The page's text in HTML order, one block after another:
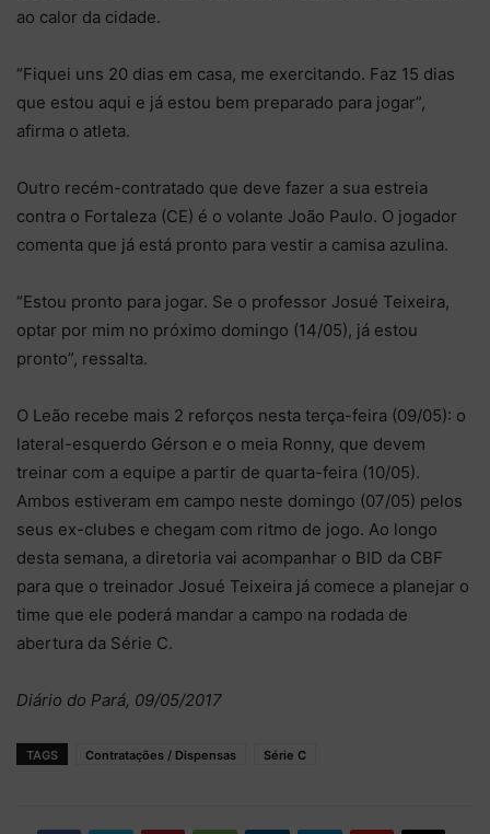
ao calor da cidade.
“Fiquei uns 20 dias em casa, me exercitando. Faz 15 dias
que estou aqui e já estou bem preparado para jogar”,
afirma o atleta.
Outro recém-contratado que deve fazer a sua estreia
contra o Fortaleza (CE) é o volante João Paulo. O jogador
comenta que já está pronto para vestir a camisa azulina.
“Estou pronto para jogar. Se o professor Josué Teixeira,
optar por mim no próximo domingo (14/05), já estou
pronto”, ressalta.
O Leão recebe mais 2 reforços nesta terça-feira (09/05): o
lateral-esquerdo Gérson e o meia Ronny, que devem
treinar com a equipe a partir de quarta-feira (10/05).
Ambos estiveram em campo neste domingo (07/05) pelos
seus ex-clubes e chegam com ritmo de jogo. Ao longo
desta semana, a diretoria vai acompanhar o BID da CBF
para que o treinador Josué Teixeira já comece a planejar o
time que ele poderá mandar a campo na rodada de
abertura da Série C.
Diário do Pará, 09/05/2017
TAGS Contratações / Dispensas Série C